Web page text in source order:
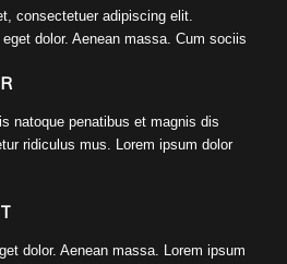
consectetuer adipiscing elit.
dolor. Aenean massa. Cum sociis
natoque penatibus et magnis dis
ridiculus mus. Lorem ipsum dolor
dolor. Aenean massa. Lorem ipsum